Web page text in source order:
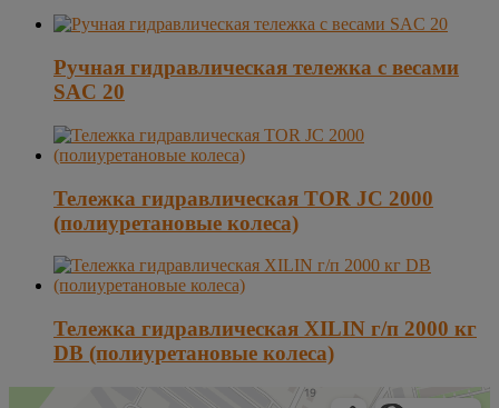
Ручная гидравлическая тележка с весами
SAC 20
Тележка гидравлическая TOR JC 2000
(полиуретановые колеса)
Тележка гидравлическая XILIN г/п 2000 кг
DB (полиуретановые колеса)